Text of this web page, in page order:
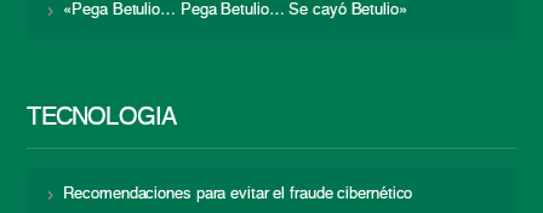
«Pega Betulio… Pega Betulio… Se cayó Betulio»
TECNOLOGÍA
Recomendaciones para evitar el fraude cibernético